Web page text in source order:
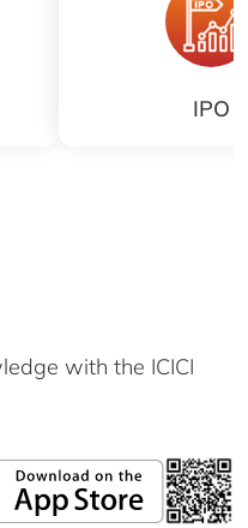
IPO
with the ICICI